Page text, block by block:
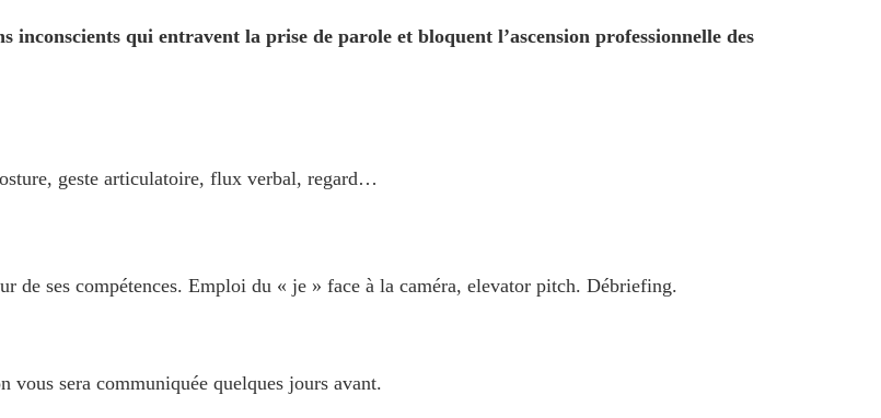
qui entravent la prise de parole et bloquent l’ascension professionnelle des
geste articulatoire, flux verbal, regard…
de ses compétences. Emploi du « je » face à la caméra, elevator pitch. Débriefing.
vous sera communiquée quelques jours avant.